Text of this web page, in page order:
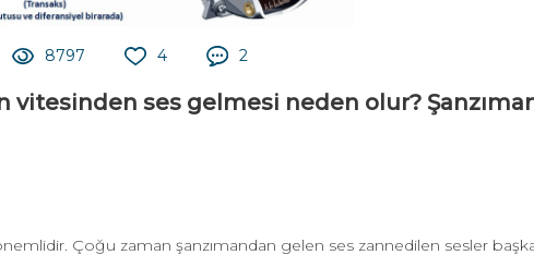
8797 4 2
vitesinden ses gelmesi neden olur?
Çoğu zaman şanzımandan gelen ses zannedilen sesler